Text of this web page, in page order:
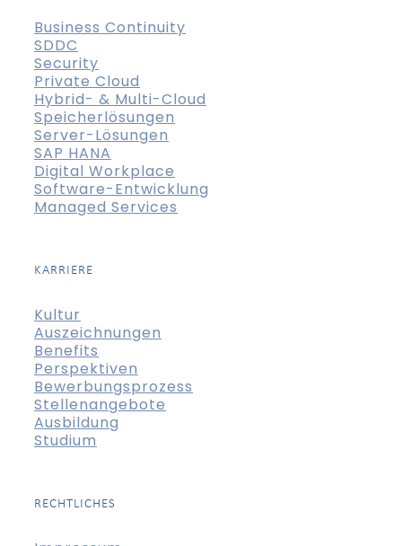
Business Continuity
SDDC
Security
Private Cloud
Hybrid- & Multi-Cloud
Speicherlösungen
Server-Lösungen
SAP HANA
Digital Workplace
Software-Entwicklung
Managed Services
KARRIERE
Kultur
Auszeichnungen
Benefits
Perspektiven
Bewerbungsprozess
Stellenangebote
Ausbildung
Studium
RECHTLICHES